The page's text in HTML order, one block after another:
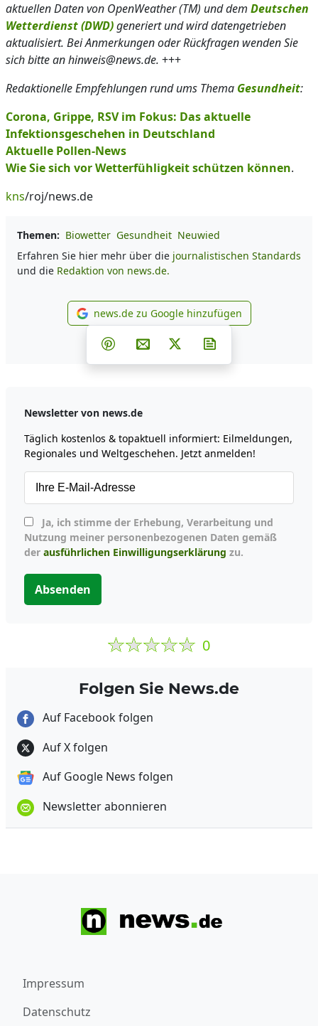
aktuellen Daten von OpenWeather (TM) und dem Deutschen
Wetterdienst (DWD)generiert und wird datengetrieben
aktualisiert. Bei Anmerkungen oder Rückfragen wenden Sie
sich bitte an hinweis@news.de. +++
Redaktionelle Empfehlungen rund ums Thema Gesundheit:
Corona, Grippe, RSV im Fokus: Das aktuelle
Infektionsgeschehen in Deutschland
Aktuelle Pollen-News
Wie Sie sich vor Wetterfühligkeit schützen können.
kns/roj/news.de
Themen: Biowetter Gesundheit Neuwied
Erfahren Sie hier mehr über die journalistischen Standards
und die Redaktion von news.de.
news.de zu Google
news.de zu Google hinzufügen
Teilen auf Facebook
Teilen auf Whatsapp
Teilen auf Telegram
Teilen auf Pinterest
Per E-Mail teilen
Post auf X
Newsletter von news.de
Täglich kostenlos & topaktuell informiert: Eilmeldungen,
Regionales und Weltgeschehen. Jetzt anmelden!
Nutzung meiner personenbezogenen Daten gemäß
der ausführlichen Einwilligungserklärung zu.
Absenden
0
Folgen Sie News.de
Auf Facebook folgen
Auf X folgen
Auf Google News folgen
Newsletter abonnieren
Impressum
Datenschutz